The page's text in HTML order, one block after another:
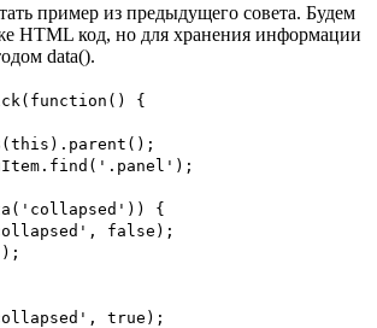
пример из предыдущего совета. Будем
HTML код, но для хранения информации
data().
{
{
false);
true);